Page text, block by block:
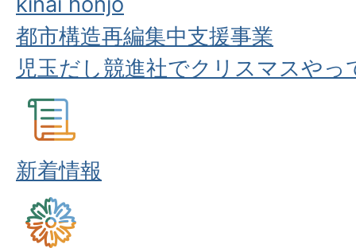
都市構造再編集中支援事業
児玉だし競進社でクリスマスやっ
新着情報